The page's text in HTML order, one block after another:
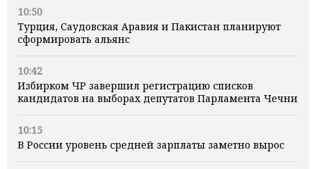
10:50
Турция, Саудовская Аравия и Пакистан планируют
сформировать альянс
10:42
Избирком ЧР завершил регистрацию списков
кандидатов на выборах депутатов Парламента Чечни
10:15
В России уровень средней зарплаты заметно вырос